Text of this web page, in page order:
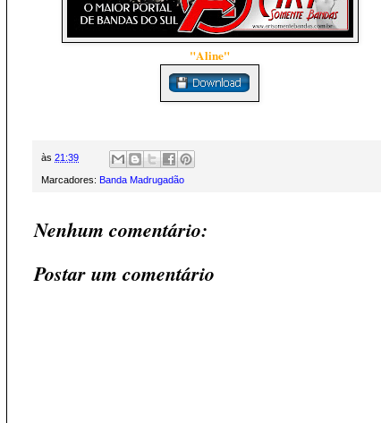
"Aline"
às 21:39
Marcadores: Banda Madrugadão
Nenhum comentário:
Postar um comentário